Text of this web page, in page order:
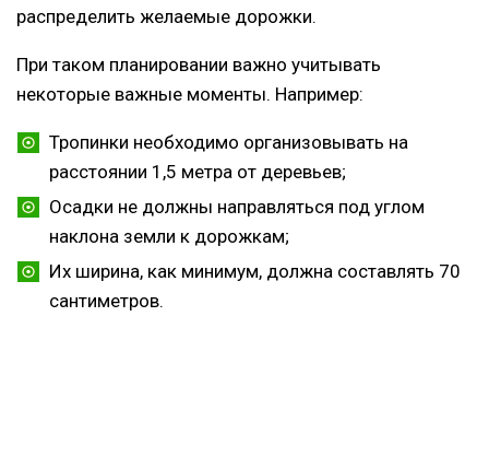
распределить желаемые дорожки.
При таком планировании важно учитывать
некоторые важные моменты. Например:
Тропинки необходимо организовывать на
расстоянии 1,5 метра от деревьев;
Осадки не должны направляться под углом
наклона земли к дорожкам;
Их ширина, как минимум, должна составлять 70
сантиметров.